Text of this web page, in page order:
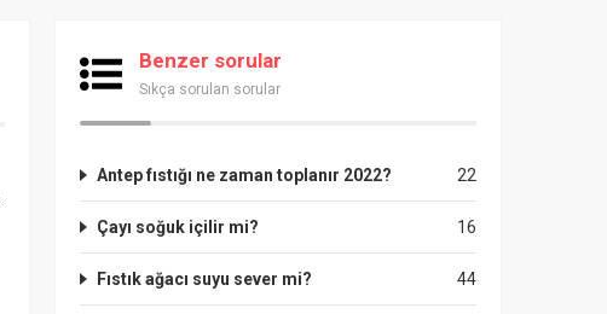
Benzer sorular
Sıkça sorulan sorular
22
Antep fıstığı ne zaman toplanır 2022?
16
Çayı soğuk içilir mi?
44
Fıstık ağacı suyu sever mi?